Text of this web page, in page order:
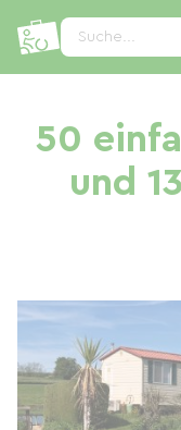
Suche...
50
und
Cookie-